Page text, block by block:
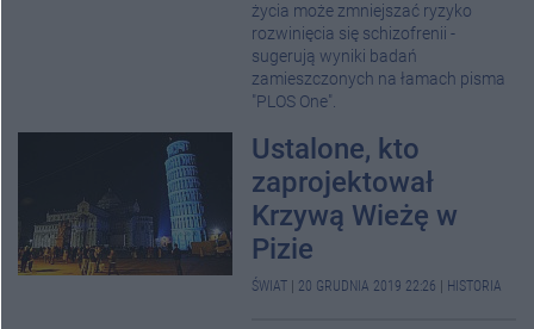
życia może zmniejszać ryzyko
rozwinięcia się schizofrenii -
sugerują wyniki badań
zamieszczonych na łamach pisma
"PLOS One".
Ustalone, kto
zaprojektował
Krzywą Wieżę w
Pizie
ŚWIAT 20 GRUDNIA 2019 22:26 HISTORIA